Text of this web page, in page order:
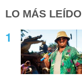
LO MÁS LEÍDO